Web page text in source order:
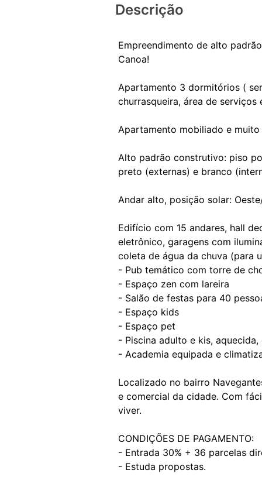
Descrição
Empreendimento de alto
Canoa!
Apartamento 3 dormitórios (
churrasqueira, área de serviços
Apartamento mobiliado e
Alto padrão construtivo: piso
preto (externas) e branco
Andar alto, posição solar:
Edifício com 15 andares, hall
eletrônico, garagens com
coleta de água da chuva (para
- Pub temático com torre de
- Espaço zen com lareira
- Salão de festas para 40
- Espaço kids
- Espaço pet
- Piscina adulto e kis,
- Academia equipada e
Localizado no bairro
e comercial da cidade. Com
viver.
CONDIÇÕES DE PAGAMENTO:
- Entrada 30% + 36 parcelas